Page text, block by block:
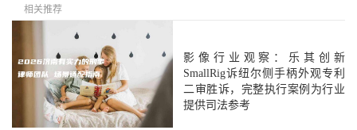
相关推荐
影像行业观察：乐其创新
SmallRig诉纽尔侧手柄外观专利
二审胜诉，完整执行案例为行业
提供司法参考